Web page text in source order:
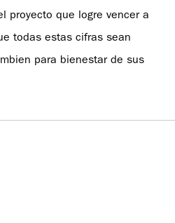
proyecto que logre vencer a
todas estas cifras sean
para bienestar de sus